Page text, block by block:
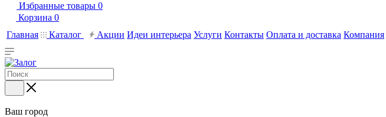
Избранные товары 0
Корзина 0
Главная
Каталог Акции Идеи интерьера Услуги Контакты Оплата и доставка Компания
Ваш город